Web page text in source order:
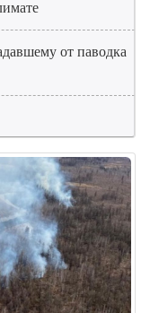
от паводка